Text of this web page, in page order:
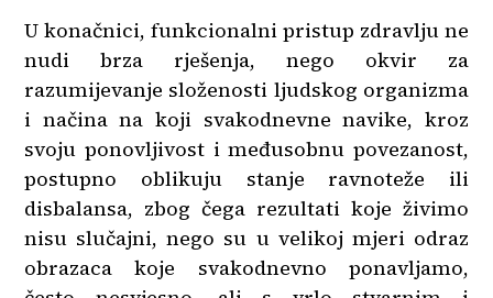
U konačnici, funkcionalni pristup zdravlju ne
nudi brza rješenja, nego okvir za
razumijevanje složenosti ljudskog organizma
i načina na koji svakodnevne navike, kroz
svoju ponovljivost i međusobnu povezanost,
postupno oblikuju stanje ravnoteže ili
disbalansa, zbog čega rezultati koje živimo
nisu slučajni, nego su u velikoj mjeri odraz
obrazaca koje svakodnevno ponavljamo,